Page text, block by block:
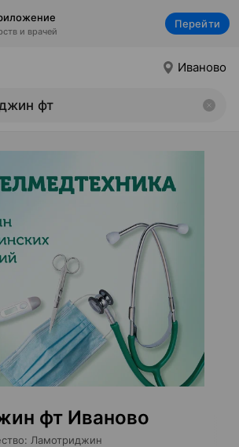
и врачей
Перейти
Иваново
фт Иваново
: Ламотриджин